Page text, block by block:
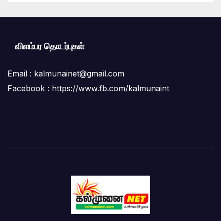
விளம்பர தொடர்புகள்
Email : kalmunainet@gmail.com
Facebook : https://www.fb.com/kalmunaint